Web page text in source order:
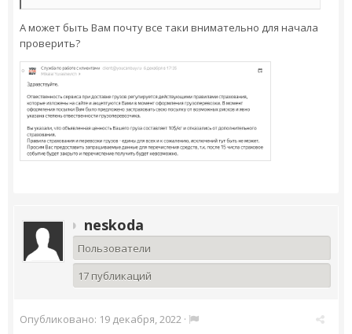
А может быть Вам почту все таки внимательно для начала
проверить?
neskoda
Пользователи
17 публикаций
Опубликовано: 19 декабря, 2022 ·